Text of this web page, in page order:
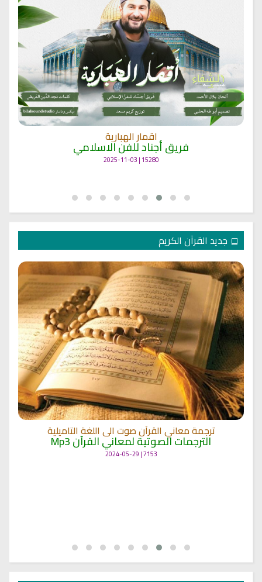
اقمار الهبارية
فريق أجناد للفن الاسلامي
15280 | 2025-11-03
جديد القرآن الكريم
ترجمة معاني القرآن صوت الى اللغة التاميلية
الترجمات الصوتية لمعاني القرآن Mp3
7153 | 2024-05-29